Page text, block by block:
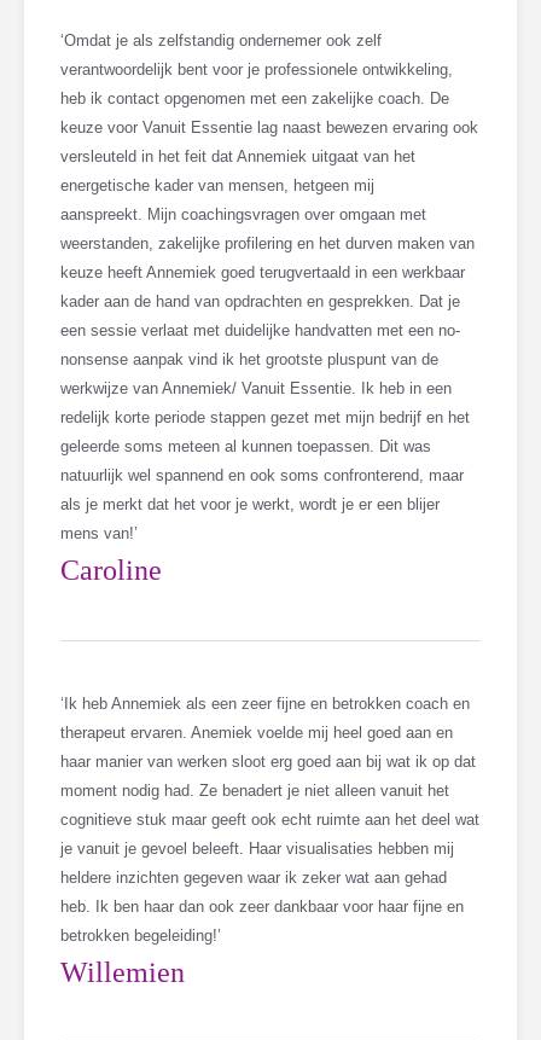
‘Omdat je als zelfstandig ondernemer ook zelf
verantwoordelijk bent voor je professionele ontwikkeling,
heb ik contact opgenomen met een zakelijke coach. De
keuze voor Vanuit Essentie lag naast bewezen ervaring ook
versleuteld in het feit dat Annemiek uitgaat van het
energetische kader van mensen, hetgeen mij
aanspreekt. Mijn coachingsvragen over omgaan met
weerstanden, zakelijke profilering en het durven maken van
keuze heeft Annemiek goed terugvertaald in een werkbaar
kader aan de hand van opdrachten en gesprekken. Dat je
een sessie verlaat met duidelijke handvatten met een no-
nonsense aanpak vind ik het grootste pluspunt van de
werkwijze van Annemiek/ Vanuit Essentie. Ik heb in een
redelijk korte periode stappen gezet met mijn bedrijf en het
geleerde soms meteen al kunnen toepassen. Dit was
natuurlijk wel spannend en ook soms confronterend, maar
als je merkt dat het voor je werkt, wordt je er een blijer
mens van!’
Caroline
‘Ik heb Annemiek als een zeer fijne en betrokken coach en
therapeut ervaren. Anemiek voelde mij heel goed aan en
haar manier van werken sloot erg goed aan bij wat ik op dat
moment nodig had. Ze benadert je niet alleen vanuit het
cognitieve stuk maar geeft ook echt ruimte aan het deel wat
je vanuit je gevoel beleeft. Haar visualisaties hebben mij
heldere inzichten gegeven waar ik zeker wat aan gehad
heb. Ik ben haar dan ook zeer dankbaar voor haar fijne en
betrokken begeleiding!’
Willemien